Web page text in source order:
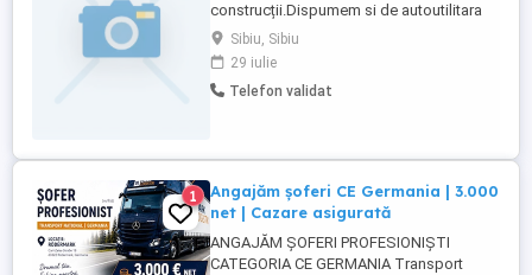
construcții.Dispumem si de autoutilitara
cu lift.Asiguram manipulare.
Sibiu, Sibiu
29 iulie
Telefon validat
1
Angajăm șoferi CE Germania | 3.000
net | Cazare asigurată
ANGAJĂM ȘOFERI PROFESIONIȘTI
CATEGORIA CE GERMANIA Transport